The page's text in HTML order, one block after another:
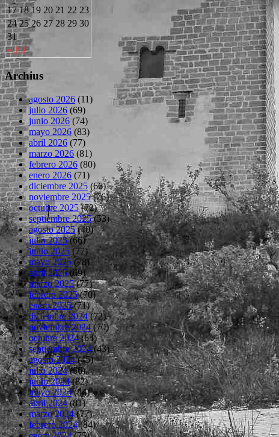
« Jul
17 18 19 20 21 22 23
24 25 26 27 28 29 30
31
Archius
agosto 2026 (11)
julio 2026 (69)
junio 2026 (74)
mayo 2026 (83)
abril 2026 (77)
marzo 2026 (81)
febrero 2026 (80)
enero 2026 (71)
diciembre 2025 (66)
noviembre 2025(76)
octubre 2025(72)
septiembre 2025(53)
agosto 2025(40)
julio 2025(66)
junio 2025(77)
mayo 2025 (78)
abril 2025(69)
marzo 2025(77)
febrero 2025(70)
enero 2025(71)
diciembre 2024(72)
noviembre 2024(70)
octubre 2024(63)
septiembre 2024(43)
agosto 2024(45)
julio 2024(66)
junio 2024(82)
mayo 2024(84)
abril 2024(81)
marzo 2024(77)
febrero 2024(84)